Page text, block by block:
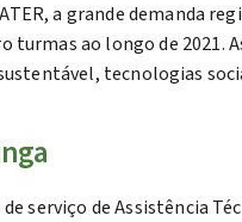
a grande demanda
turmas ao longo de 2021.
tecnologias
de Assistência